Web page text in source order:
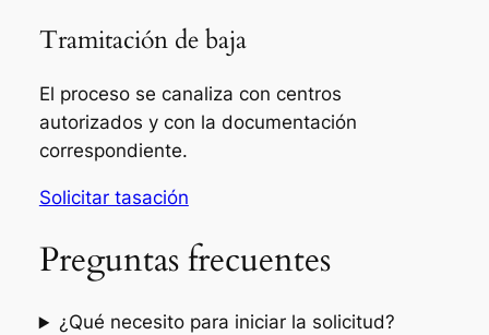
Tramitación de baja
El proceso se canaliza con centros
autorizados y con la documentación
correspondiente.
Solicitar tasación
Preguntas frecuentes
¿Qué necesito para iniciar la solicitud?